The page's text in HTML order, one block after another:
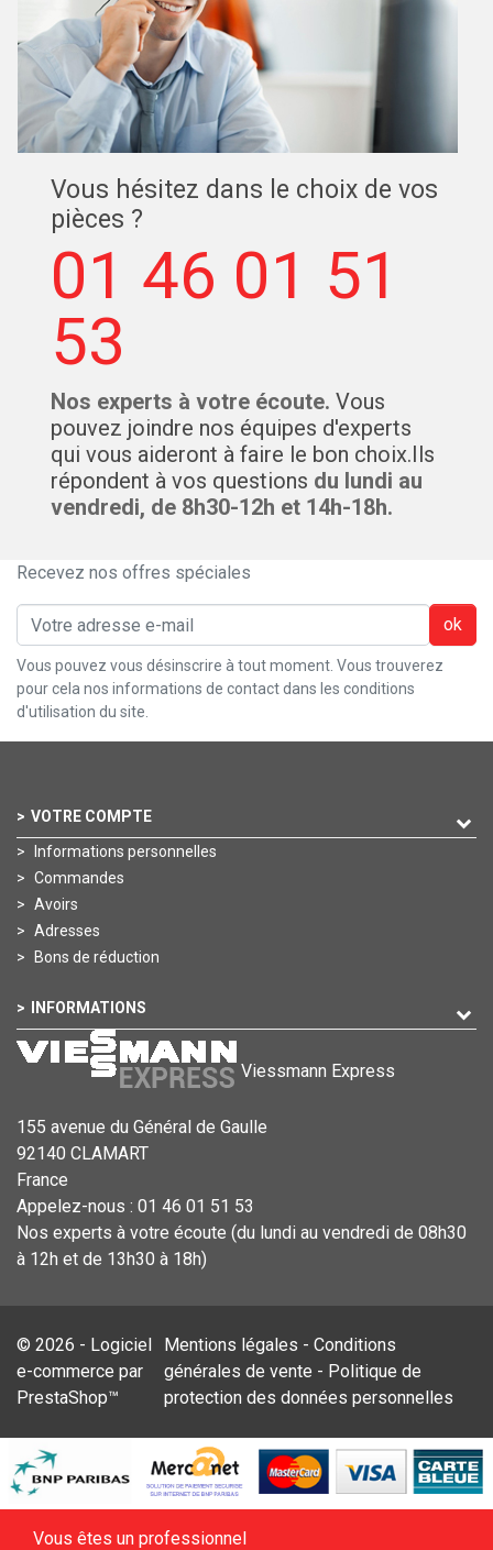
Vous hésitez dans le choix de vos
pièces ?
01 46 01 51
53
Nos experts à votre écoute. Vous
pouvez joindre nos équipes d'experts
qui vous aideront à faire le bon choix.Ils
répondent à vos questions du lundi au
vendredi, de 8h30-12h et 14h-18h.
Recevez nos offres spéciales
ok
Vous pouvez vous désinscrire à tout moment. Vous trouverez
pour cela nos informations de contact dans les conditions
d'utilisation du site.
VOTRE COMPTE
Informations personnelles
Commandes
Avoirs
Adresses
Bons de réduction
INFORMATIONS
Viessmann Express
155 avenue du Général de Gaulle
92140 CLAMART
France
Appelez-nous : 01 46 01 51 53
Nos experts à votre écoute (du lundi au vendredi de 08h30
à 12h et de 13h30 à 18h)
© 2026 - Logiciel
e-commerce par
PrestaShop™
Mentions légales -Conditions
générales de vente - Politique de
protection des données personnelles
Vous êtes un professionnel